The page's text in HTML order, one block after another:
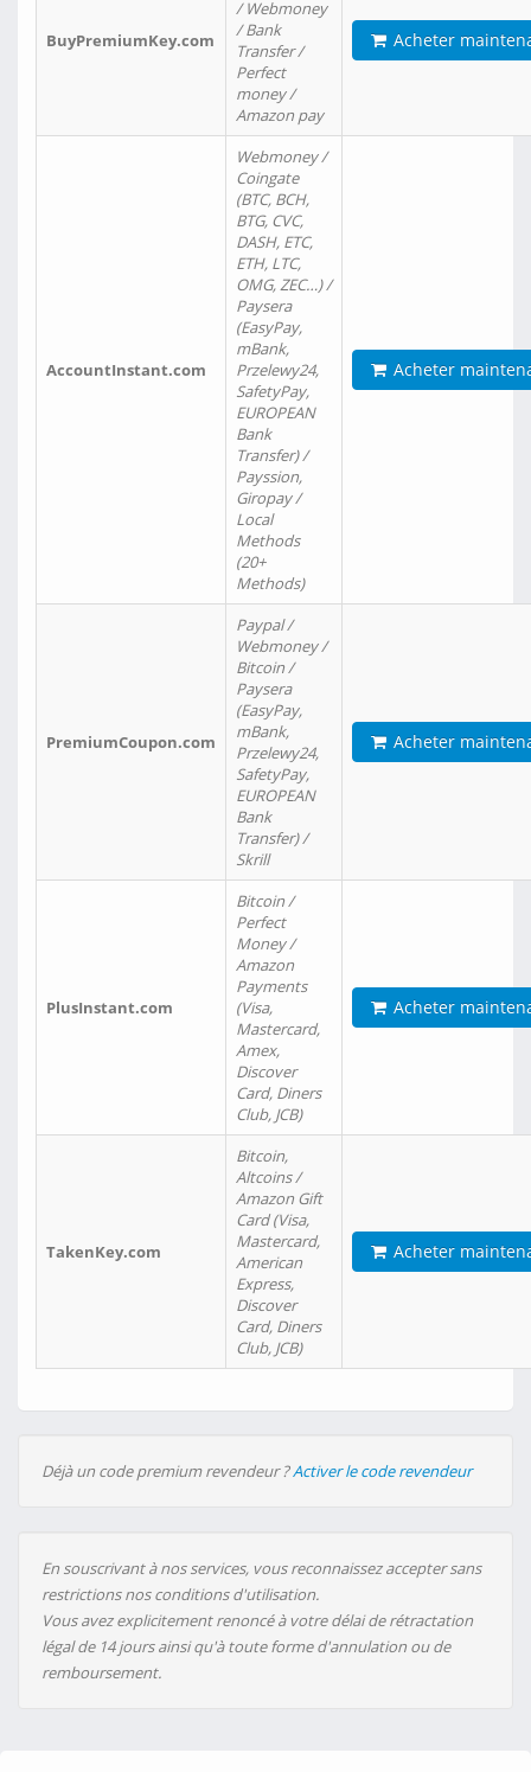
BuyPremiumKey.com
/ Webmoney
/ Bank
Transfer /
Perfect
money /
Amazon pay
Acheter
AccountInstant.com
Webmoney /
Coingate
(BTC, BCH,
BTG, CVC,
DASH, ETC,
ETH, LTC,
OMG, ZEC…) /
Paysera
(EasyPay,
mBank,
Przelewy24,
SafetyPay,
EUROPEAN
Bank
Transfer) /
Payssion,
Giropay /
Local
Methods
(20+
Methods)
Acheter
PremiumCoupon.com
Paypal /
Webmoney /
Bitcoin /
Paysera
(EasyPay,
mBank,
Przelewy24,
SafetyPay,
EUROPEAN
Bank
Transfer) /
Skrill
Acheter
PlusInstant.com
Bitcoin /
Perfect
Money /
Amazon
Payments
(Visa,
Mastercard,
Amex,
Discover
Card, Diners
Club, JCB)
Acheter
TakenKey.com
Bitcoin,
Altcoins /
Amazon Gift
Card (Visa,
Mastercard,
American
Express,
Discover
Card, Diners
Club, JCB)
Acheter
Déjà un code premium revendeur ?Activer le code revendeur
En souscrivant à nos services, vous reconnaissez accepter sans
restrictions nos conditions d'utilisation.
Vous avez explicitement renoncé à votre délai de rétractation
légal de 14 jours ainsi qu'à toute forme d'annulation ou de
remboursement.